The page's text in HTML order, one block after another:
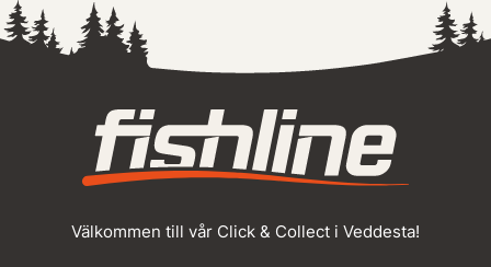
Välkommen till vår Click & Collect i Veddesta!